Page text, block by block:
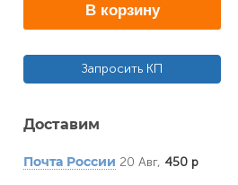
В корзину
Запросить КП
Доставим
Почта России 20 Авг, 450 р